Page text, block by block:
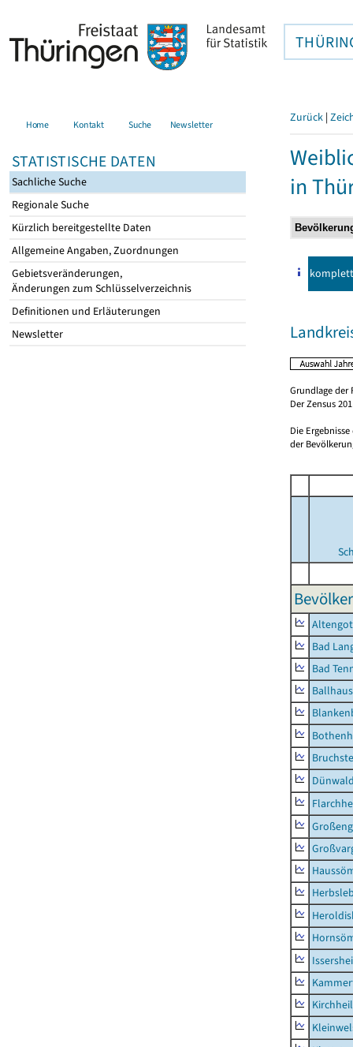
Home Kontakt Suche Newsletter
STATISTISCHE DATEN
Sachliche Suche
Regionale Suche
Kürzlich bereitgestellte Daten
Allgemeine Angaben, Zuordnungen
Gebietsveränderungen,
Änderungen zum Schlüsselverzeichnis
Definitionen und Erläuterungen
Newsletter
Zurück |
in
komplett
Grundlage der
Der Zensus
Die
der
Bad
Bad